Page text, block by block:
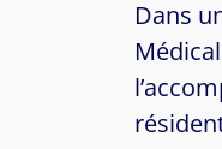
Dans